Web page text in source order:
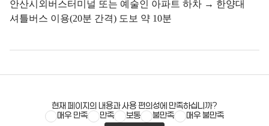
안산시외버스터미널 또는 예술인 아파트 하차 → 한양대
셔틀버스 이용(20분 간격) 도보 약 10분
현재 페이지의 내용과 사용 편의성에 만족하십니까?
매우 만족
만족 보통 불만족 매우 불만족